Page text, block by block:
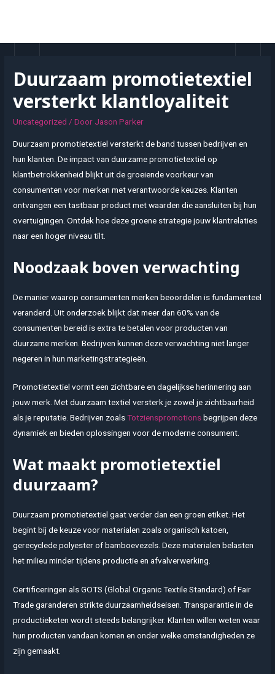
Duurzaam promotietextiel
versterkt klantloyaliteit
Uncategorized / Door Jason Parker
Duurzaam promotietextiel versterkt de band tussen bedrijven en
hun klanten. De impact van duurzame promotietextiel op
klantbetrokkenheid blijkt uit de groeiende voorkeur van
consumenten voor merken met verantwoorde keuzes. Klanten
ontvangen een tastbaar product met waarden die aansluiten bij hun
overtuigingen. Ontdek hoe deze groene strategie jouw klantrelaties
naar een hoger niveau tilt.
Noodzaak boven verwachting
De manier waarop consumenten merken beoordelen is fundamenteel
veranderd. Uit onderzoek blijkt dat meer dan 60% van de
consumenten bereid is extra te betalen voor producten van
duurzame merken. Bedrijven kunnen deze verwachting niet langer
negeren in hun marketingstrategieën.
Promotietextiel vormt een zichtbare en dagelijkse herinnering aan
jouw merk. Met duurzaam textiel versterk je zowel je zichtbaarheid
als je reputatie. Bedrijven zoalsTotzienspromotionsbegrijpen deze
dynamiek en bieden oplossingen voor de moderne consument.
Wat maakt promotietextiel
duurzaam?
Duurzaam promotietextiel gaat verder dan een groen etiket. Het
begint bij de keuze voor materialen zoals organisch katoen,
gerecyclede polyester of bamboevezels. Deze materialen belasten
het milieu minder tijdens productie en afvalverwerking.
Certificeringen als GOTS (Global Organic Textile Standard) of Fair
Trade garanderen strikte duurzaamheidseisen. Transparantie in de
productieketen wordt steeds belangrijker. Klanten willen weten waar
hun producten vandaan komen en onder welke omstandigheden ze
zijn gemaakt.